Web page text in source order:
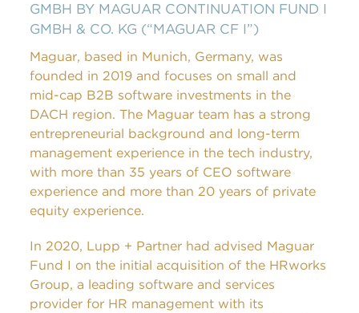
GMBH BY MAGUAR CONTINUATION FUND I
GMBH & CO. KG (“MAGUAR CF I”)
Maguar, based in Munich, Germany, was
founded in 2019 and focuses on small and
mid-cap B2B software investments in the
DACH region. The Maguar team has a strong
entrepreneurial background and long-term
management experience in the tech industry,
with more than 35 years of CEO software
experience and more than 20 years of private
equity experience.
In 2020, Lupp + Partner had advised Maguar
Fund I on the initial acquisition of the HRworks
Group, a leading software and services
provider for HR management with its